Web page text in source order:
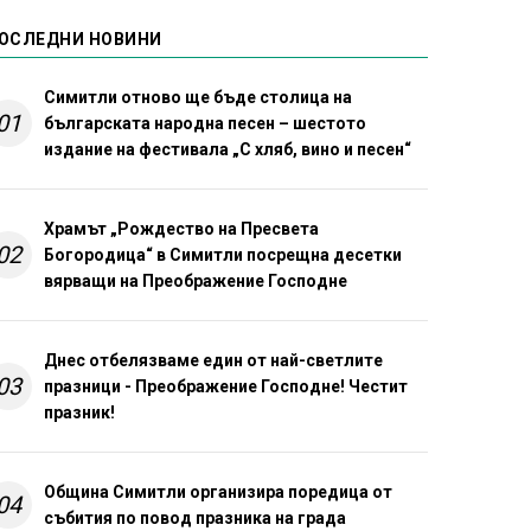
НОВИНИ
Симитли отново ще бъде столица на
българската народна песен – шестото
издание на фестивала „С хляб, вино и песен“
Храмът „Рождество на Пресвета
Богородица“ в Симитли посрещна десетки
вярващи на Преображение Господне
Днес отбелязваме един от най-светлите
празници - Преображение Господне! Честит
празник!
Община Симитли организира поредица от
събития по повод празника на града